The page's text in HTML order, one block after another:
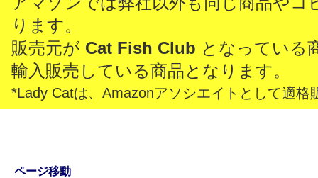
ります。
販売元が Cat Fish Club となっている
輸入販売している商品となります。
*Lady Catは、Amazonアソシエイトとして適格
ページ移動